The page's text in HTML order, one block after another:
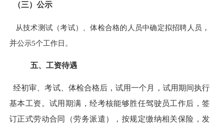
（三）公示
从技术测试（考试）、体检合格的人员中确定拟招聘人员 ，
并公示5个工作日。
五、工资待遇
经初审、考试、体检合格后，试用一个月，试用期间执行
基本工资。试用期满，经考核能够胜任驾驶员工作后，签
订正式劳动合同（劳务派遣），按规定缴纳相关保险，发